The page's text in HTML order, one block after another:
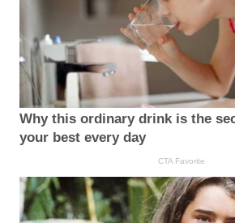
Why this ordinary drink is the
your best every day
CTA Favorite